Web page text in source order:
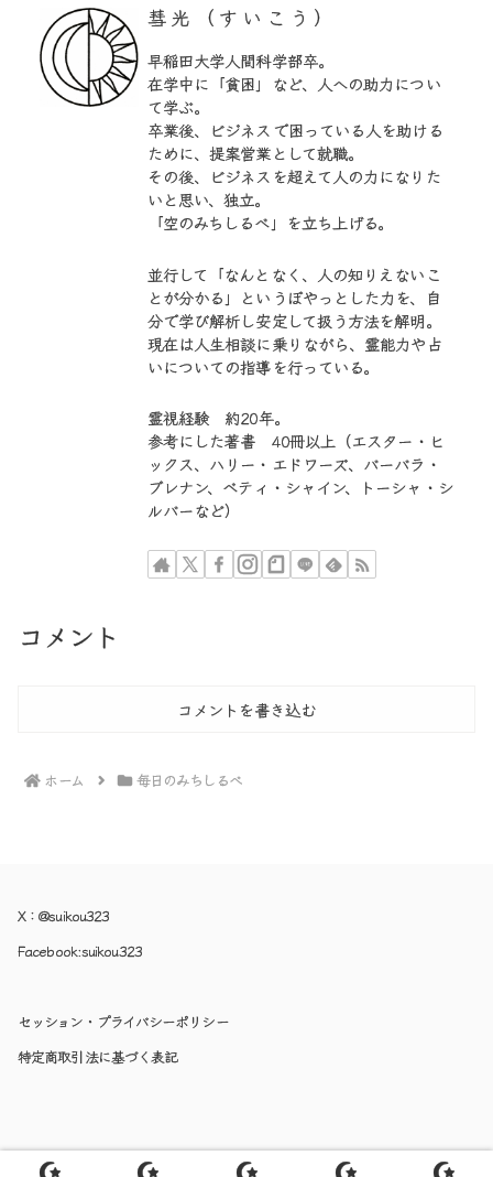
彗光（すいこう）
早稲田大学人間科学部卒。
在学中に「貧困」など、人への助力につい
て学ぶ。
卒業後、ビジネスで困っている人を助ける
ために、提案営業として就職。
その後、ビジネスを超えて人の力になりた
いと思い、独立。
「空のみちしるべ」を立ち上げる。
並行して「なんとなく、人の知りえないこ
とが分かる」というぼやっとした力を、自
分で学び解析し安定して扱う方法を解明。
現在は人生相談に乗りながら、霊能力や占
いについての指導を行っている。
霊視経験 約20年。
参考にした著書 40冊以上（エスター・ヒ
ックス、ハリー・エドワーズ、バーバラ・
ブレナン、ベティ・シャイン、トーシャ・シ
ルバーなど）
コメント
コメントを書き込む
ホーム 毎日のみちしるべ
X：@suikou323
Facebook:suikou323
セッション・プライバシーポリシー
特定商取引法に基づく表記